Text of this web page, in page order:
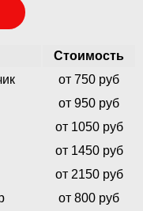
Стоимость
от 750 руб
от 950 руб
от 1050 руб
от 1450 руб
от 2150 руб
от 800 руб